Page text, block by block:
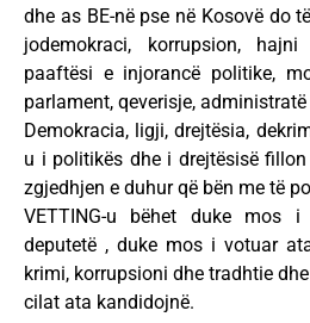
dhe as BE-në pse në Kosovë do
jodemokraci, korrupsion, hajni
paaftësi e injorancë politike,
parlament, qeverisje,
Demokracia, ligji, drejtësia,
u i politikës dhe i drejtësisë
zgjedhjen e duhur që bën me të
VETTING-u bëhet duke mos
deputetë , duke mos i votuar
krimi, korrupsioni dhe tradhtie
cilat ata kandidojnë.